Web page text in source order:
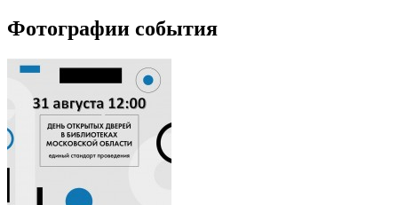
Фотографии события